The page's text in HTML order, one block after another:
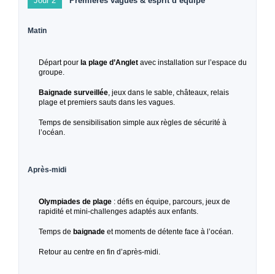
Matin
Départ pour la plage d’Anglet avec installation sur l’espace du
groupe.
Baignade surveillée , jeux dans le sable, châteaux, relais
plage et premiers sauts dans les vagues.
Temps de sensibilisation simple aux règles de sécurité à
l’océan.
Après-midi
Olympiades de plage : défis en équipe, parcours, jeux de
rapidité et mini-challenges adaptés aux enfants.
Temps de baignade et moments de détente face à l’océan.
Retour au centre en fin d’après-midi.